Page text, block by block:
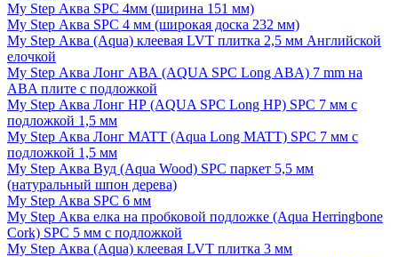
My Step Аква SPC 4мм (ширина 151 мм)
My Step Аква SPC 4 мм (широкая доска 232 мм)
My Step Аква (Aqua) клеевая LVT плитка 2,5 мм Английской
елочкой
My Step Аква Лонг АВА (AQUA SPC Long ABA) 7 mm на
ABA плите с подложкой
My Step Аква Лонг НР (AQUA SPC Long HP) SPC 7 мм с
подложкой 1,5 мм
My Step Аква Лонг MATT (Aqua Long MATT) SPC 7 мм с
подложкой 1,5 мм
My Step Аква Вуд (Aqua Wood) SPC паркет 5,5 мм
(натуральный шпон дерева)
My Step Аква SPC 6 мм
My Step Аква елка на пробковой подложке (Aqua Herringbone
Cork) SPC 5 мм с подложкой
My Step Аква (Aqua) клеевая LVT плитка 3 мм